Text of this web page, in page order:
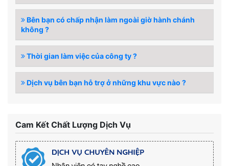
Bên bạn có chấp nhận làm ngoài giờ hành chánh
không ?
Thời gian làm việc của công ty ?
Dịch vụ bên bạn hỗ trợ ở những khu vực nào ?
Cam Kết Chất Lượng Dịch Vụ